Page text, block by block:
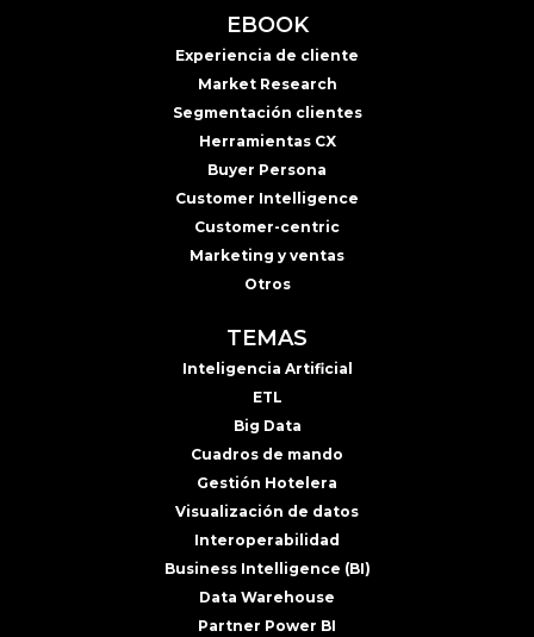
EBOOK
Experiencia de cliente
Market Research
Segmentación clientes
Herramientas CX
Buyer Persona
Customer Intelligence
Customer-centric
Marketing y ventas
Otros
TEMAS
Inteligencia Artificial
ETL
Big Data
Cuadros de mando
Gestión Hotelera
Visualización de datos
Interoperabilidad
Business Intelligence (BI)
Data Warehouse
Partner Power BI